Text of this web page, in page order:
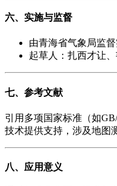
六、实施与监督
由青海省气象局监
起草人：扎西才让、
七、参考文献
引用多项国家标准（如
技术提供支持，涉及地图
八、应用意义